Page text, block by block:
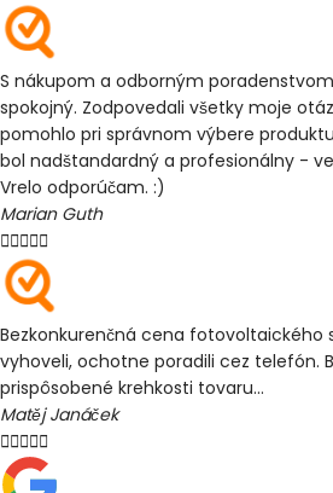
S nákupom a odborným
spokojný. Zodpovedali všetky moje
pomohlo pri správnom výbere
bol nadštandardný a profesionálny -
Vrelo odporúčam. :)
Marian Guth

Bezkonkurenčná cena fotovoltaického
vyhoveli, ochotne poradili cez telefón.
prispôsobené krehkosti tovaru...
Matěj Janáček
